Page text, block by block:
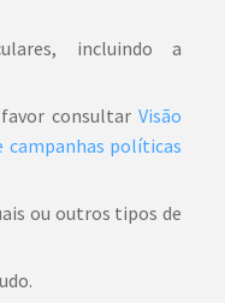
incluindo a
consultar Visão
campanhas políticas
ou outros tipos de